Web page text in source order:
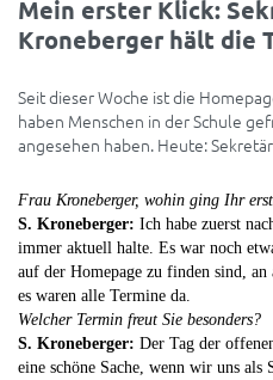
Mein erster Klick:
Kroneberger hält die
Seit dieser Woche ist die
haben Menschen in der Schule
angesehen haben. Heute:
Frau Kroneberger, wohin ging Ihr
S. Kroneberger: Ich habe zuerst
immer aktuell halte. Es war noch
auf der Homepage zu finden sind,
es waren alle Termine da.
Welcher Termin freut Sie besonders?
S. Kroneberger: Der Tag der
eine schöne Sache, wenn wir uns als